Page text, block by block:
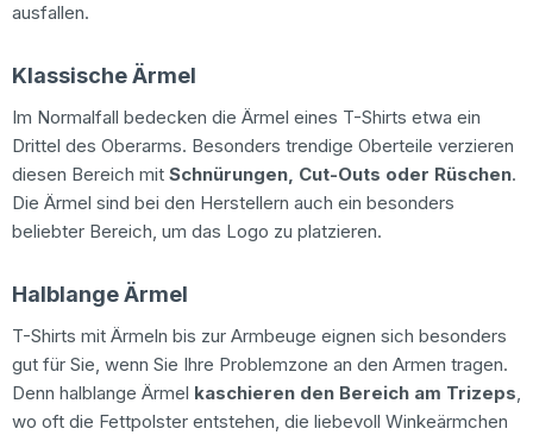
ausfallen.
Klassische Ärmel
Im Normalfall bedecken die Ärmel eines T-Shirts etwa ein
Drittel des Oberarms. Besonders trendige Oberteile verzieren
diesen Bereich mit Schnürungen, Cut-Outs oder Rüschen.
Die Ärmel sind bei den Herstellern auch ein besonders
beliebter Bereich, um das Logo zu platzieren.
Halblange Ärmel
T-Shirts mit Ärmeln bis zur Armbeuge eignen sich besonders
gut für Sie, wenn Sie Ihre Problemzone an den Armen tragen.
Denn halblange Ärmel kaschieren den Bereich am Trizeps,
wo oft die Fettpolster entstehen, die liebevoll Winkeärmchen